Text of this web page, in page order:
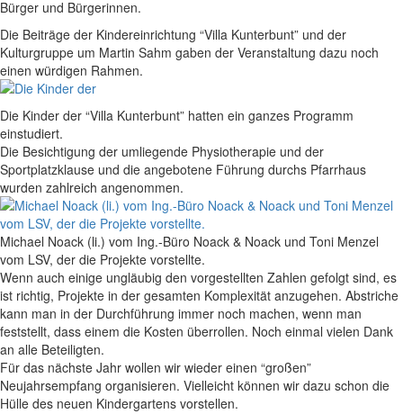
Bürger und Bürgerinnen.
Die Beiträge der Kindereinrichtung “Villa Kunterbunt” und der
Kulturgruppe um Martin Sahm gaben der Veranstaltung dazu noch
einen würdigen Rahmen.
Die Kinder der “Villa Kunterbunt” hatten ein ganzes Programm
einstudiert.
Die Besichtigung der umliegende Physiotherapie und der
Sportplatzklause und die angebotene Führung durchs Pfarrhaus
wurden zahlreich angenommen.
Michael Noack (li.) vom Ing.-Büro Noack & Noack und Toni Menzel
vom LSV, der die Projekte vorstellte.
Wenn auch einige ungläubig den vorgestellten Zahlen gefolgt sind, es
ist richtig, Projekte in der gesamten Komplexität anzugehen. Abstriche
kann man in der Durchführung immer noch machen, wenn man
feststellt, dass einem die Kosten überrollen. Noch einmal vielen Dank
an alle Beteiligten.
Für das nächste Jahr wollen wir wieder einen “großen”
Neujahrsempfang organisieren. Vielleicht können wir dazu schon die
Hülle des neuen Kindergartens vorstellen.